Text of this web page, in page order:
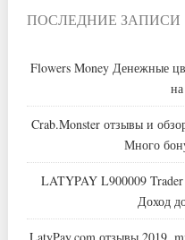
ПОСЛЕДНИЕ ЗАПИСИ
Flowers Money Денежные
Crab.Monster отзывы и
Много
LATYPAY L900009 Trader
Доход